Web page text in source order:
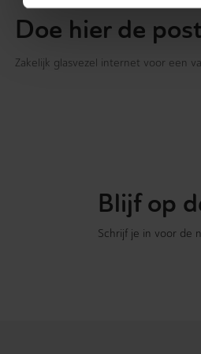
Doe hier de
Zakelijk glasvezel internet voor een
Blijf op
Schrijf je in voor de